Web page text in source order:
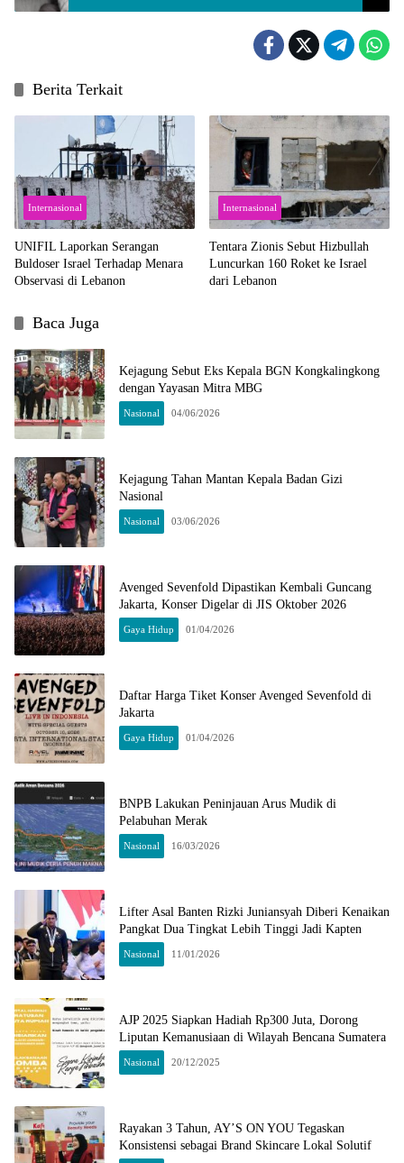
Berita Terkait
Internasional
UNIFIL Laporkan Serangan
Buldoser Israel Terhadap Menara
Observasi di Lebanon
Internasional
Tentara Zionis Sebut Hizbullah
Luncurkan 160 Roket ke Israel
dari Lebanon
Baca Juga
Kejagung Sebut Eks Kepala BGN Kongkalingkong
dengan Yayasan Mitra MBG
Nasional 04/06/2026
Kejagung Tahan Mantan Kepala Badan Gizi
Nasional
Nasional 03/06/2026
Avenged Sevenfold Dipastikan Kembali Guncang
Jakarta, Konser Digelar di JIS Oktober 2026
Gaya Hidup 01/04/2026
Daftar Harga Tiket Konser Avenged Sevenfold di
Jakarta
Gaya Hidup 01/04/2026
BNPB Lakukan Peninjauan Arus Mudik di
Pelabuhan Merak
Nasional 16/03/2026
Lifter Asal Banten Rizki Juniansyah Diberi Kenaikan
Pangkat Dua Tingkat Lebih Tinggi Jadi Kapten
Nasional 11/01/2026
AJP 2025 Siapkan Hadiah Rp300 Juta, Dorong
Liputan Kemanusiaan di Wilayah Bencana Sumatera
Nasional 20/12/2025
Rayakan 3 Tahun, AY’S ON YOU Tegaskan
Konsistensi sebagai Brand Skincare Lokal Solutif